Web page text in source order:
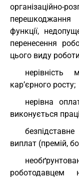
організаційно-
функції,
перенесення
цього виду
кар’єрного росту;
нерівна
виконується
виплат (премій,